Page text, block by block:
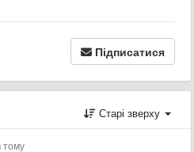
Підписатися
Старі зверху
тому